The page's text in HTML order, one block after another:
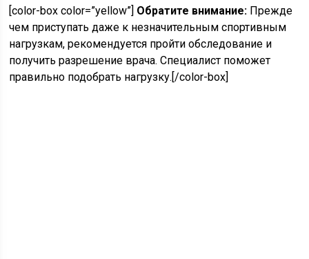
[color-box color=”yellow”] Обратите внимание: Прежде
чем приступать даже к незначительным спортивным
нагрузкам, рекомендуется пройти обследование и
получить разрешение врача. Специалист поможет
правильно подобрать нагрузку.[/color-box]